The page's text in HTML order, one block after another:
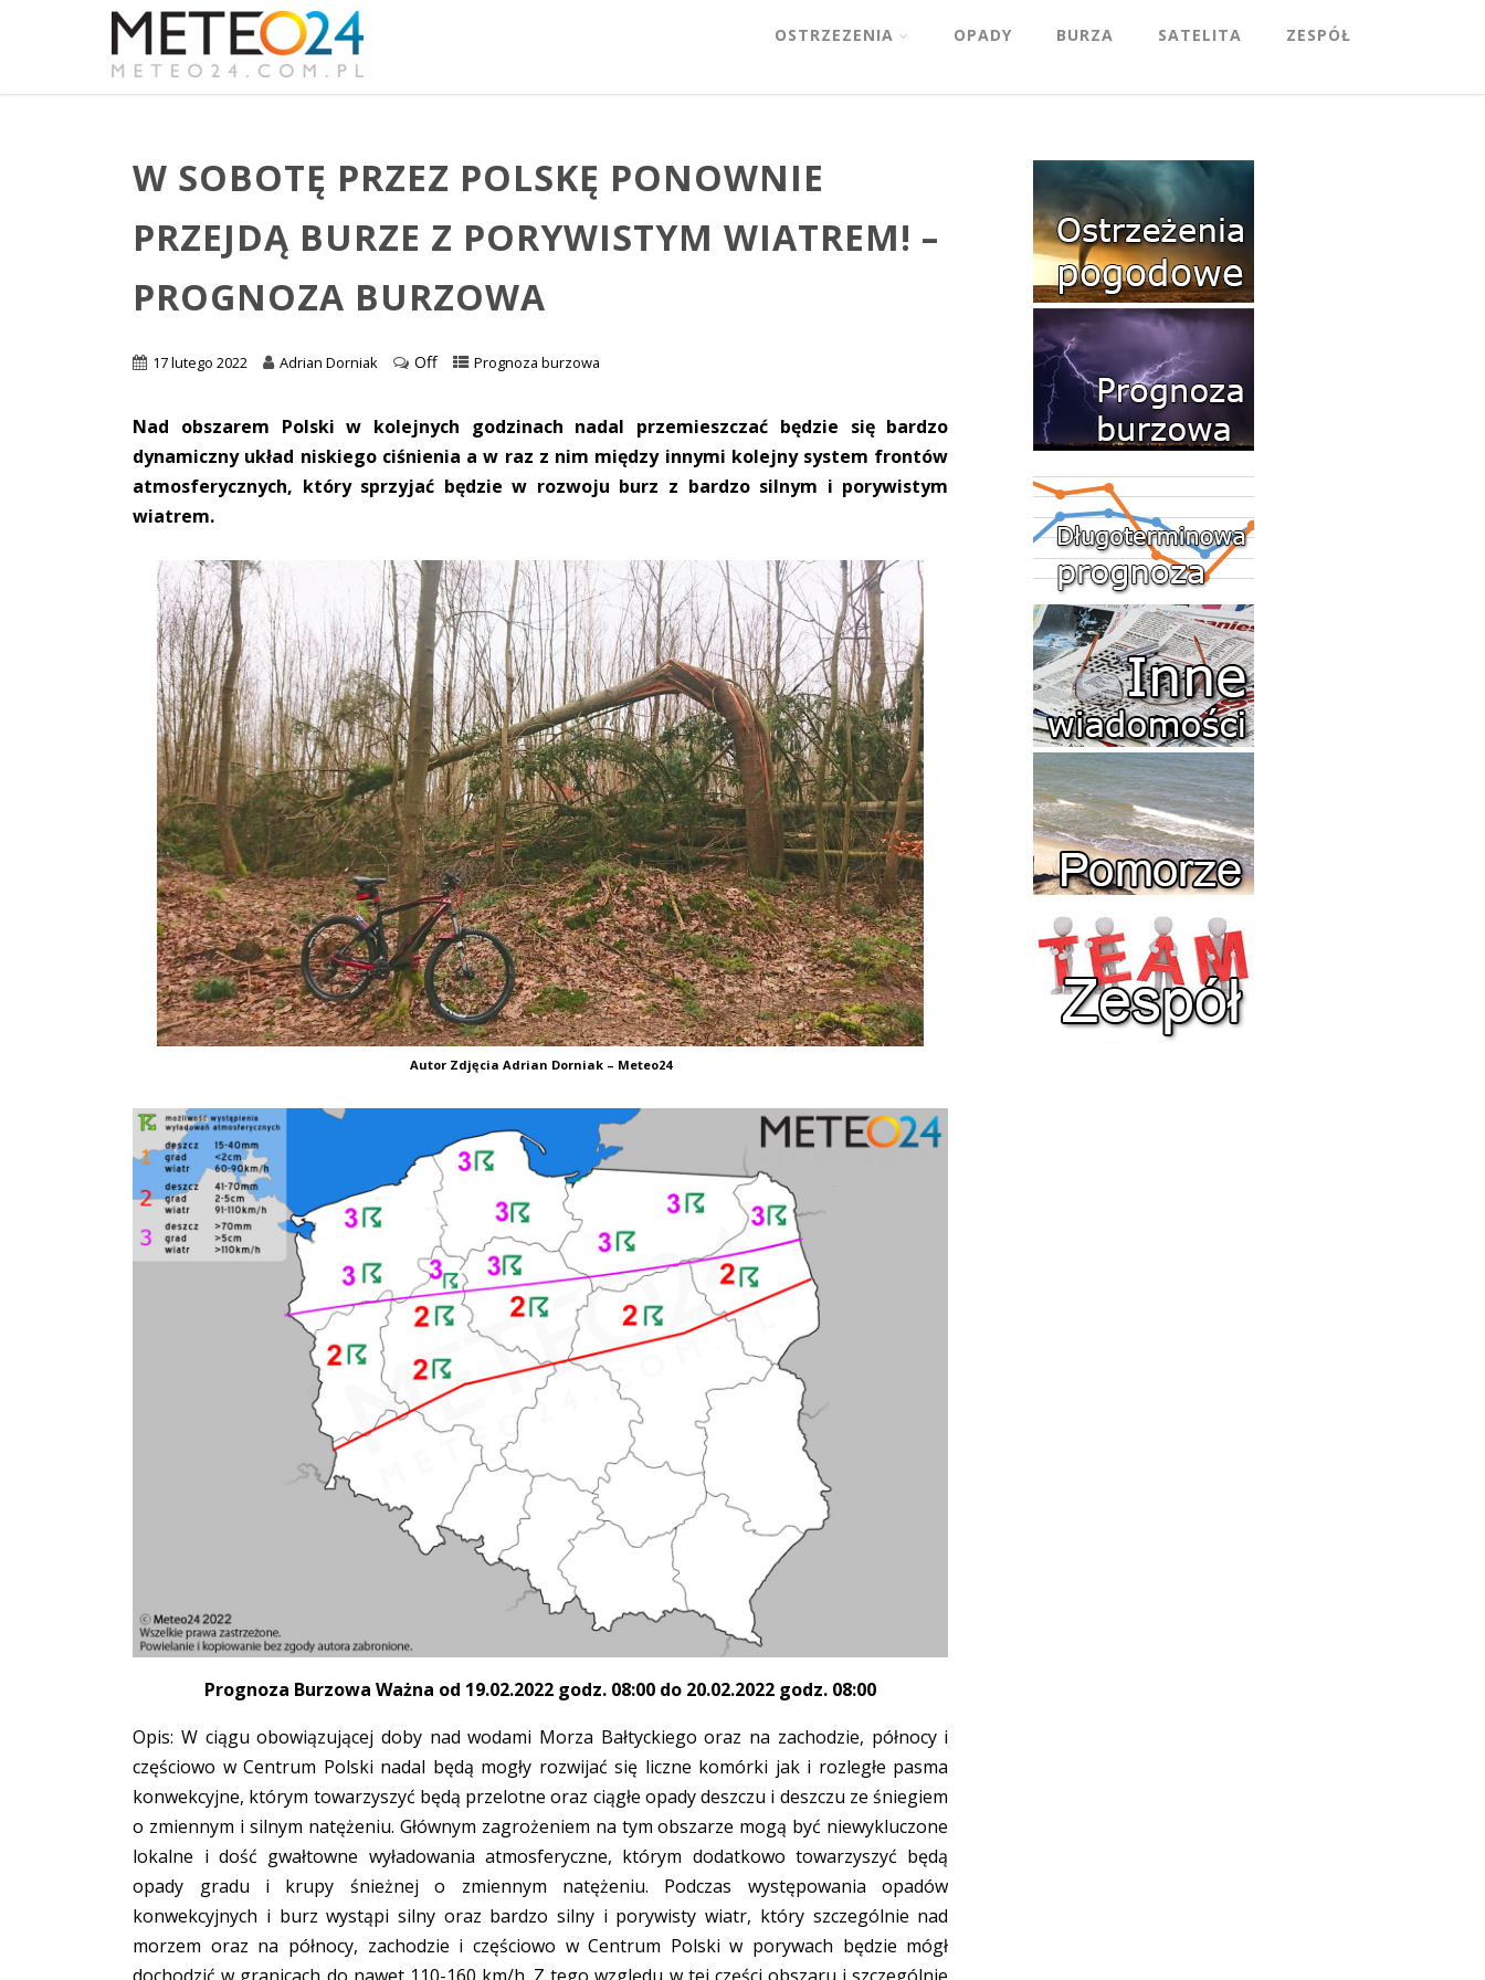
OSTRZEZENIA OPADY BURZA SATELITA ZESPÓŁ
W SOBOTĘ PRZEZ POLSKĘ PONOWNIE
PRZEJDĄ BURZE Z PORYWISTYM WIATREM! –
PROGNOZA BURZOWA
17 lutego 2022 Adrian Dorniak Off Prognoza burzowa
Nad obszarem Polski w kolejnych godzinach nadal przemieszczać będzie się bardzo
dynamiczny układ niskiego ciśnienia a w raz z nim między innymi kolejny system frontów
atmosferycznych, który sprzyjać będzie w rozwoju burz z bardzo silnym i porywistym
wiatrem.
Autor Zdjęcia Adrian Dorniak – Meteo24
Prognoza Burzowa Ważna od 19.02.2022 godz. 08:00 do 20.02.2022 godz. 08:00
Opis: W ciągu obowiązującej doby nad wodami Morza Bałtyckiego oraz na zachodzie, północy i
częściowo w Centrum Polski nadal będą mogły rozwijać się liczne komórki jak i rozległe pasma
konwekcyjne, którym towarzyszyć będą przelotne oraz ciągłe opady deszczu i deszczu ze śniegiem
o zmiennym i silnym natężeniu. Głównym zagrożeniem na tym obszarze mogą być niewykluczone
lokalne i dość gwałtowne wyładowania atmosferyczne, którym dodatkowo towarzyszyć będą
opady gradu i krupy śnieżnej o zmiennym natężeniu. Podczas występowania opadów
konwekcyjnych i burz wystąpi silny oraz bardzo silny i porywisty wiatr, który szczególnie nad
morzem oraz na północy, zachodzie i częściowo w Centrum Polski w porywach będzie mógł